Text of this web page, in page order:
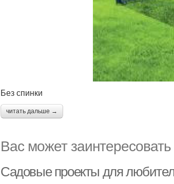
Без спинки
читать дальше →
Вас может заинтересовать
Садовые проекты для